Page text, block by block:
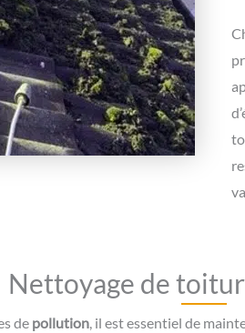
Nettoyage de
de pollution , il est essentiel de